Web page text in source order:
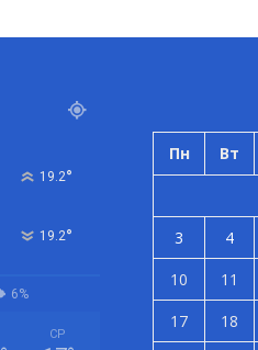
19.2°
19.2°
6%
СР
Пн Вт
3
4
10
11
17
18